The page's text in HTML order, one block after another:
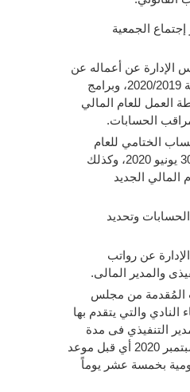
الجمعية
الإدارة عن أعماله عن
السنه المالية المنتهية 2020/2019، وبرامج
العمل للعام المالي
الختامي للعام
المالي المنتهي فى 30 يونيو 2020، وكذلك
المالي الجديد
وتحديد
عن رواتب
والمدير المالى.
المُقدمة من مجلس
النادي والتي يتقدم بها
التنفيذي فى مدة
أقصاها حتي يوم 9 سبتمبر 2020 أي قبل موعد
بخمسة عشر يوماً